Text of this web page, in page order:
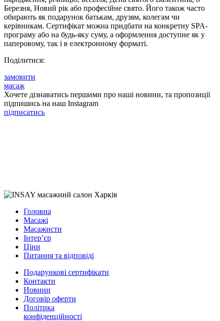
Березня, Новий рік або професійне свято. Його також часто
обирають як подарунок батькам, друзям, колегам чи
керівникам. Сертифікат можна придбати на конкретну SPA-
програму або на будь-яку суму, а оформлення доступне як у
паперовому, так і в електронному форматі.
Поділитися:
замовити
масаж
Хочете дізнаватись першими про наші новини, та пропозиції
підпишись на наш Instagram
підписатись
Головна
Масажі
Масажисти
Інтер’єр
Ціни
Питання та відповіді
Подарункові сертифікати
Контакти
Новини
Договір оферти
Політика
конфіденційності